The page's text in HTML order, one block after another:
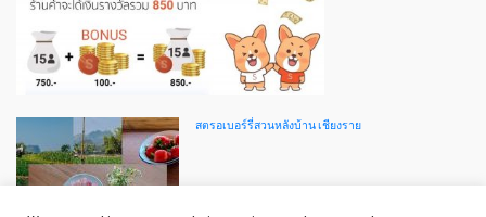
สตรอเบอร์รี่สวนหลังบ้าน เชียงราย